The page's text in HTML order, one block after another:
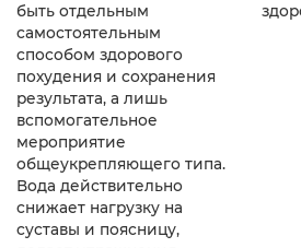
быть отдельным
самостоятельным
способом здорового
похудения и сохранения
результата, а лишь
вспомогательное
мероприятие
общеукрепляющего типа.
Вода действительно
снижает нагрузку на
суставы и поясницу,